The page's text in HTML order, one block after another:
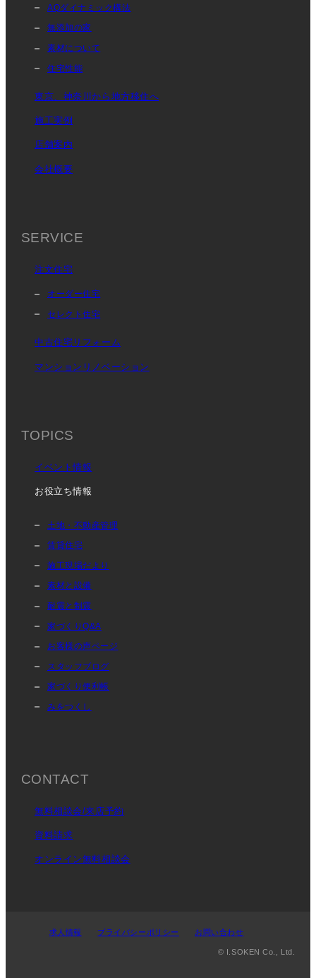
AQダイナミック構法
無添加の家
素材について
住宅性能
東京、神奈川から地方移住へ
施工実例
店舗案内
会社概要
SERVICE
注文住宅
オーダー住宅
セレクト住宅
中古住宅リフォーム
マンションリノベーション
TOPICS
イベント情報
お役立ち情報
土地・不動産管理
賃貸住宅
施工現場だより
素材と設備
耐震と制震
家づくりQ&A
お客様の声ページ
スタッフブログ
家づくり便利帳
みをつくし
CONTACT
無料相談会/来店予約
資料請求
オンライン無料相談会
求人情報 プライバシーポリシー お問い合わせ
© I.SOKEN Co., Ltd.